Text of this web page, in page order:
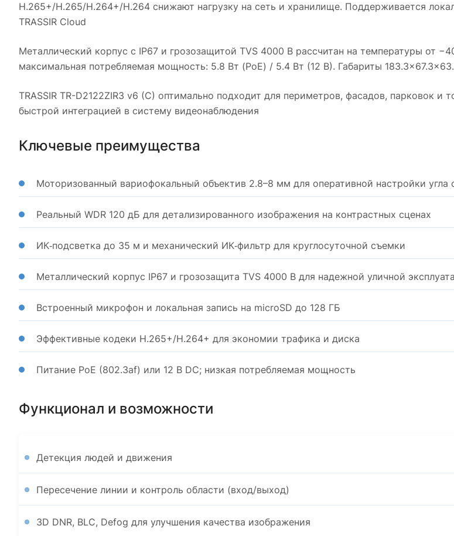
H.265+/H.265/H.264+/H.264 снижают нагрузку на сеть и хранилище. Поддерживается
TRASSIR Cloud
Металлический корпус с IP67 и грозозащитой TVS 4000 В рассчитан на температуры от
максимальная потребляемая мощность: 5.8 Вт (PoE) / 5.4 Вт (12 В). Габариты
TRASSIR TR-D2122ZIR3 v6 (C) оптимально подходит для периметров, фасадов, парковок
быстрой интеграцией в систему видеонаблюдения
Ключевые преимущества
Моторизованный вариофокальный объектив 2.8–8 мм для оперативной настройки угла
Реальный WDR 120 дБ для детализированного изображения на контрастных сценах
ИК‑подсветка до 35 м и механический ИК‑фильтр для круглосуточной съемки
Металлический корпус IP67 и грозозащита TVS 4000 В для надежной уличной
Встроенный микрофон и локальная запись на microSD до 128 ГБ
Эффективные кодеки H.265+/H.264+ для экономии трафика и диска
Питание PoE (802.3af) или 12 В DC; низкая потребляемая мощность
Функционал и возможности
Детекция людей и движения
Пересечение линии и контроль области (вход/выход)
3D DNR, BLC, Defog для улучшения качества изображения